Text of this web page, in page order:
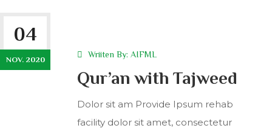
04
NOV. 2020
Wriiten By: AIFML
Qur’an with Tajweed
Dolor sit am Provide Ipsum rehab
facility dolor sit amet, consectetur